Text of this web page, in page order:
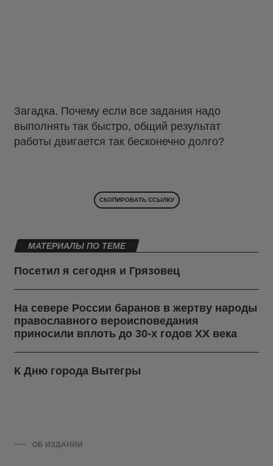
Загадка. Почему если все задания надо
выполнять так быстро, общий результат
работы двигается так бесконечно долго?
СКОПИРОВАТЬ ССЫЛКУ
МАТЕРИАЛЫ ПО ТЕМЕ
Посетил я сегодня и Грязовец
На севере России баранов в жертву народы
православного вероисповедания
приносили вплоть до 30-х годов ХХ века
К Дню города Вытегры
ОБ ИЗДАНИИ